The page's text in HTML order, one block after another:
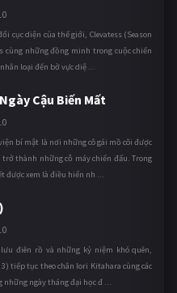
cục diện của thế giới, Clevatess (Season
cùng những đồng minh trong cuộc chiến
loại đến bờ vực diệ ...
Cậu Biến Mất
bí mật là nơi những cô gái mồ côi được
thành những cỗ máy chiến đấu. Trong
được xem là điều hiển nh ...
điên rồ và những kỷ niệm khó quên,
tiếp tục theo chân Iori Kitahara cùng các
những ngày tháng đại học đ ...